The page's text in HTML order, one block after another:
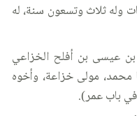
وله ثلاث وتسعون سنة، له
عيسى بن أفلح الخزاعي
محمد، مولى خزاعة، وأخوه
باب عمر).